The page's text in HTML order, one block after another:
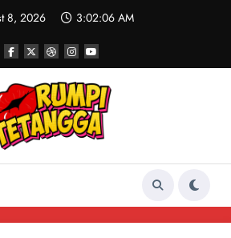
8, 2026 3:02:07 AM